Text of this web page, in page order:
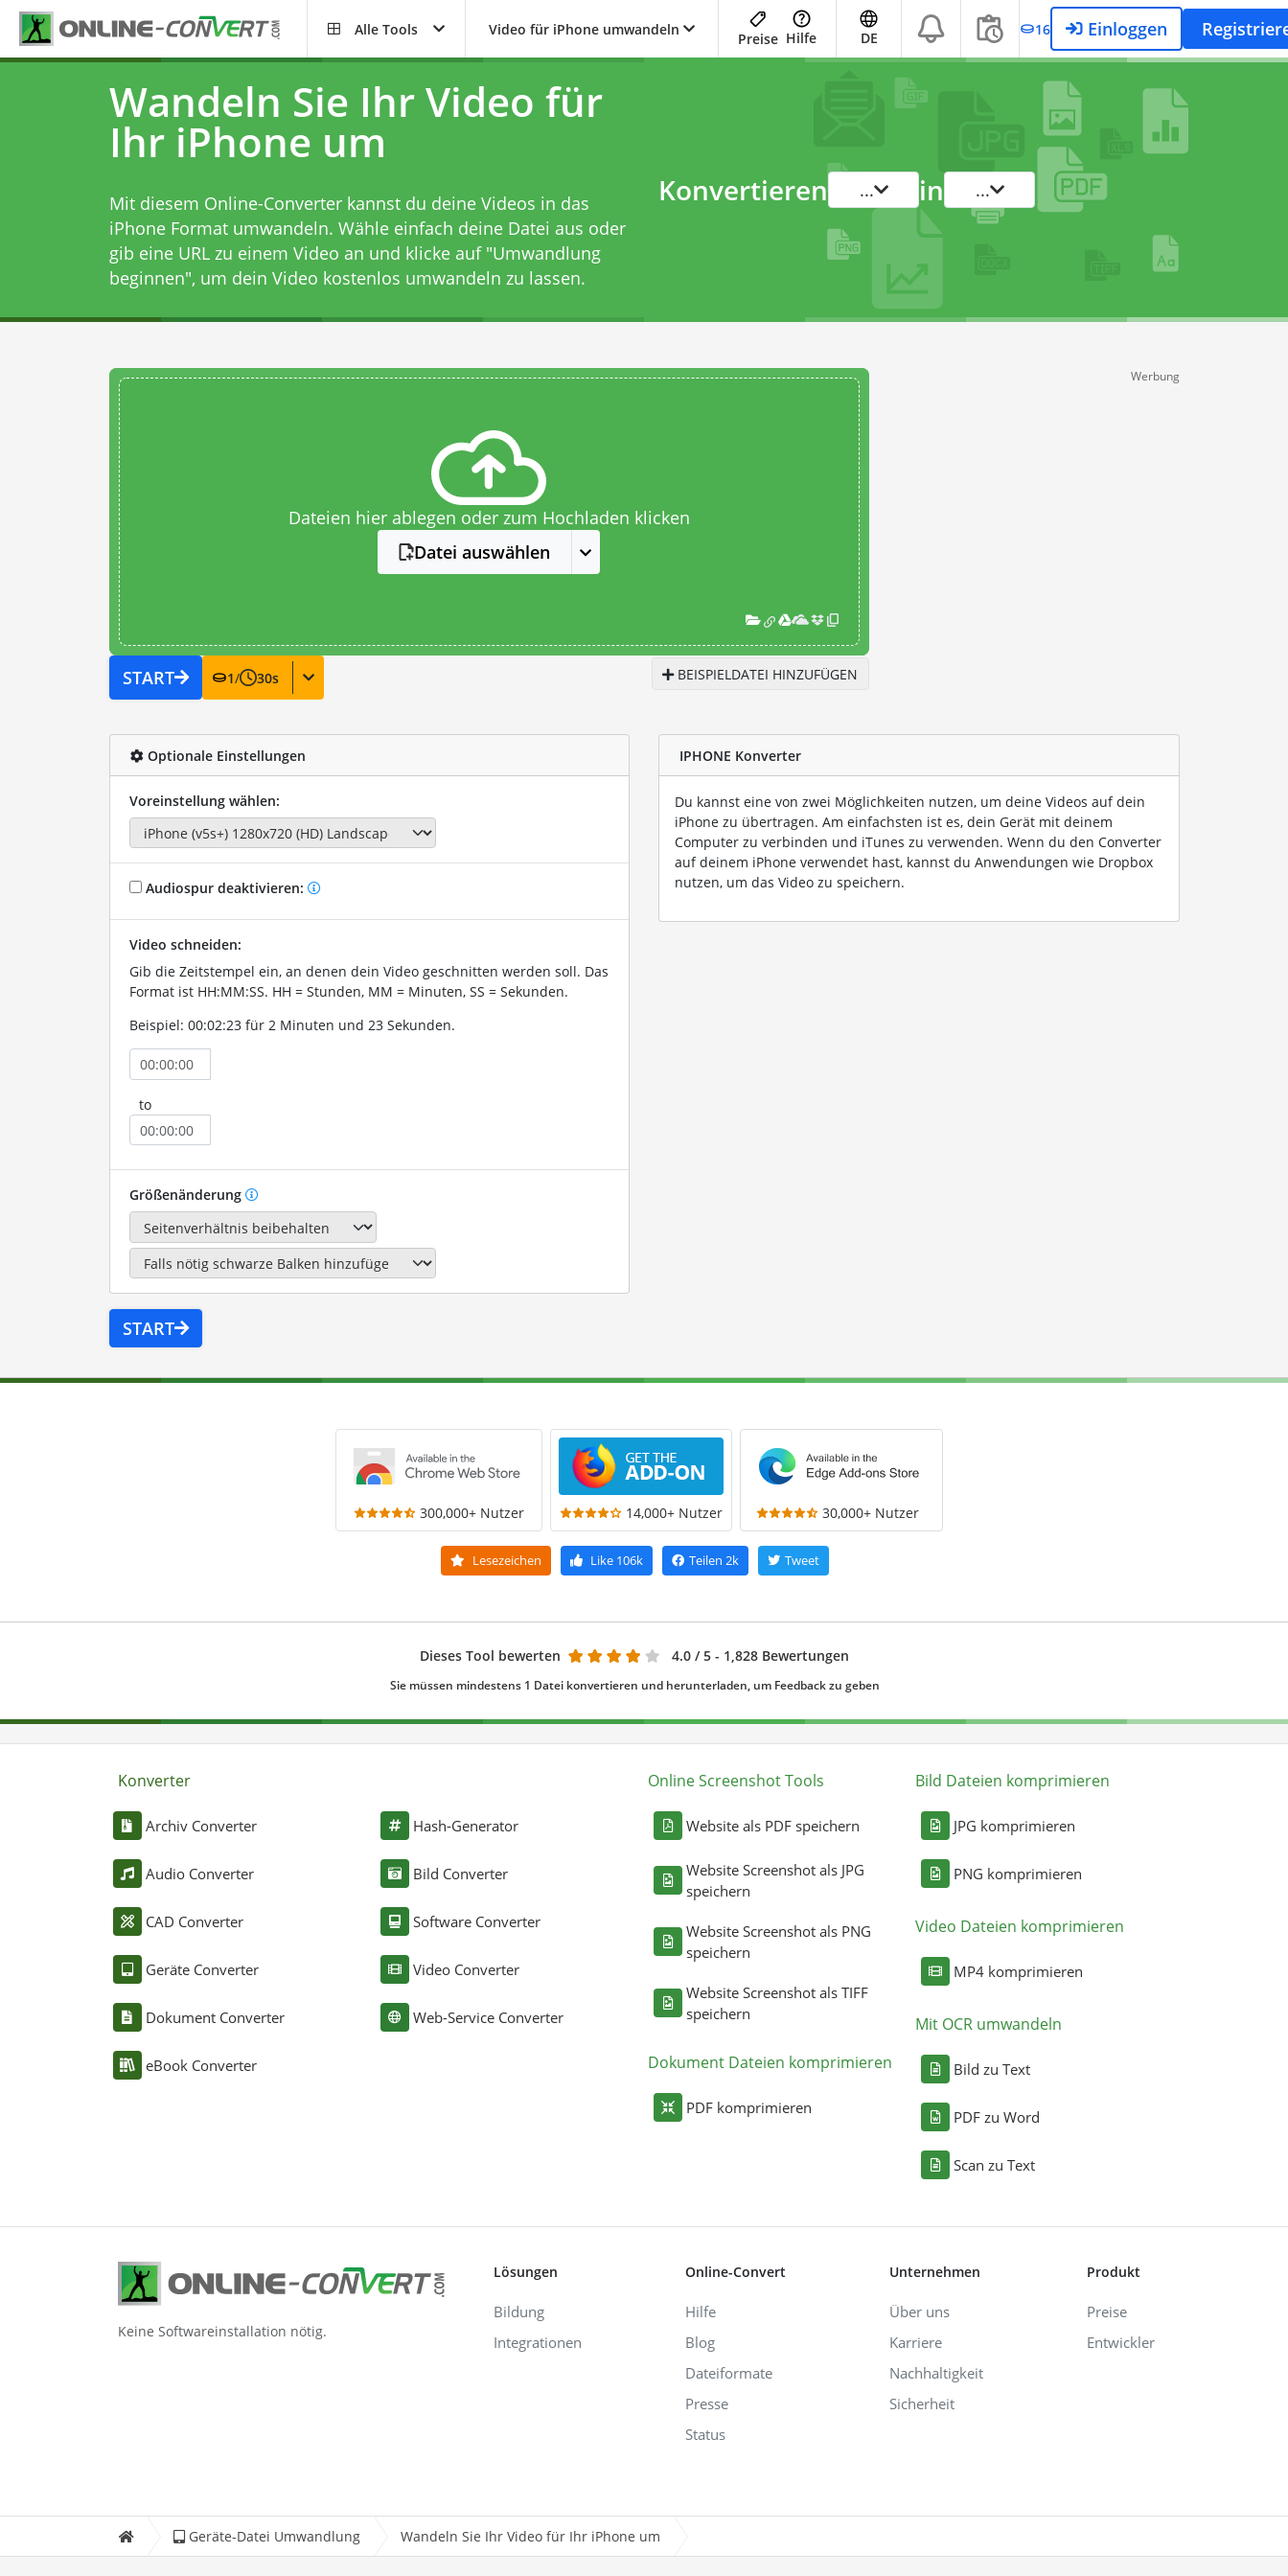
Alle Tools Video für iPhone umwandeln
Preise Hilfe DE 16 Einloggen
Wandeln Sie Ihr Video für
Ihr iPhone um
Mit diesem Online-Converter kannst du deine Videos in das
iPhone Format umwandeln. Wähle einfach deine Datei aus oder
gib eine URL zu einem Video an und klicke auf "Umwandlung
beginnen", um dein Video kostenlos umwandeln zu lassen.
Konvertieren ... in ...
Dateien hier ablegen oder zum Hochladen klicken
Datei auswählen
START 1/ 30s BEISPIELDATEI HINZUFÜGEN
Werbung
Optionale Einstellungen
Voreinstellung wählen:
Audiospur deaktivieren:
Video schneiden:
Gib die Zeitstempel ein, an denen dein Video geschnitten werden soll. Das
Format ist HH:MM:SS. HH = Stunden, MM = Minuten, SS = Sekunden.
Beispiel: 00:02:23 für 2 Minuten und 23 Sekunden.
to
Größenänderung
START
IPHONE Konverter
Du kannst eine von zwei Möglichkeiten nutzen, um deine Videos auf dein
iPhone zu übertragen. Am einfachsten ist es, dein Gerät mit deinem
Computer zu verbinden und iTunes zu verwenden. Wenn du den Converter
auf deinem iPhone verwendet hast, kannst du Anwendungen wie Dropbox
nutzen, um das Video zu speichern.
300,000+ Nutzer 14,000+ Nutzer 30,000+ Nutzer
Lesezeichen Like106k Teilen 2k Tweet
Dieses Tool bewerten 4.0 / 5 - 1,828 Bewertungen
Sie müssen mindestens 1 Datei konvertieren und herunterladen, um Feedback zu geben
Konverter
Archiv Converter
Audio Converter
CAD Converter
Geräte Converter
Dokument Converter
eBook Converter
Hash-Generator
Bild Converter
Software Converter
Video Converter
Web-Service Converter
Online Screenshot Tools
Website als PDF speichern
Website Screenshot als JPG
speichern
Website Screenshot als PNG
speichern
Website Screenshot als TIFF
speichern
Dokument Dateien komprimieren
PDF komprimieren
Bild Dateien komprimieren
JPG komprimieren
PNG komprimieren
Video Dateien komprimieren
MP4 komprimieren
Mit OCR umwandeln
Bild zu Text
PDF zu Word
Scan zu Text
Keine Softwareinstallation nötig.
Lösungen
Bildung
Integrationen
Online-Convert
Hilfe
Blog
Dateiformate
Presse
Status
Unternehmen
Über uns
Karriere
Nachhaltigkeit
Sicherheit
Produkt
Preise
Entwickler
Geräte-Datei Umwandlung Wandeln Sie Ihr Video für Ihr iPhone um